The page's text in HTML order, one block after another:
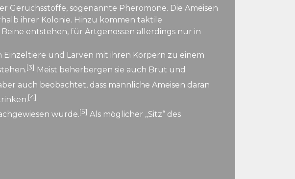
Geruchsstoffe, sogenannte Pheromone. Die Ameisen
ihrer Kolonie. Hinzu kommen taktile
entstehen, für Artgenossen allerdings nur in
und Larven mit ihren Körpern zu einem
[3] Meist beherbergen sie auch Brut und
auch beobachtet, dass männliche Ameisen daran
[4]
wurde.[5] Als möglicher „Sitz“ des